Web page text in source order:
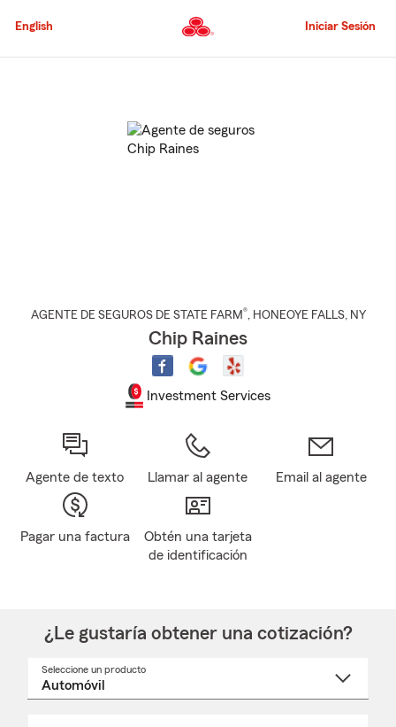
al
principal
English Iniciar Sesión
AGENTE DE SEGUROS DE STATE FARM®, HONEOYE FALLS, NY
Chip Raines
Investment Services
Agente de texto Llamar al agente Email al agente
Pagar una factura
Obtén una tarjeta
de identificación
¿Le gustaría obtener una cotización?
Seleccione un producto